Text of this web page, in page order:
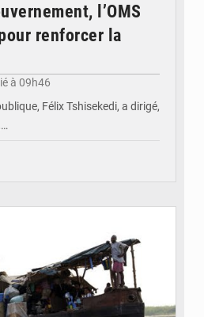
l’OMS
renforcer la
à 09h46
Félix Tshisekedi, a dirigé,